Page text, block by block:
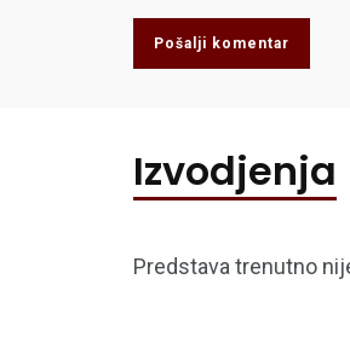
Pošalji komentar
Izvodjenja
Predstava trenutno